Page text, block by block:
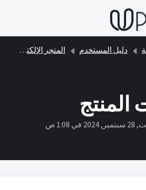
دليل المستخدم المتجر الإلكتروني (UStore)
المنتج
ص